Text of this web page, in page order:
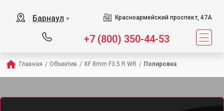
Барнаул ▼ Красноармейский проспект, 47А
+7 (800) 350-44-53
Главная / Объектив / XF 8mm F3.5 R WR / Полировка